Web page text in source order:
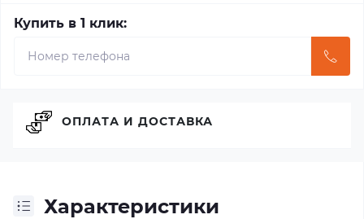
Купить в 1 клик:
Характеристики
ОПЛАТА И ДОСТАВКА